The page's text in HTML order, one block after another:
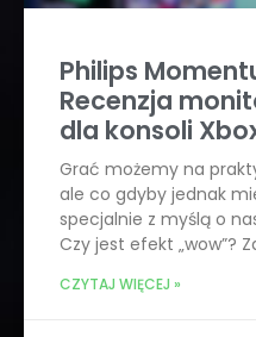
Philips
Recenzja
dla konsoli
Grać możemy na
ale co gdyby jednak
specjalnie z myślą o
Czy jest efekt „wow”?
CZYTAJ WIĘCEJ »